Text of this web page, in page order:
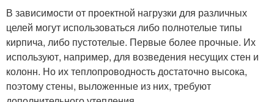
В зависимости от проектной нагрузки для различных
целей могут использоваться либо полнотелые типы
кирпича, либо пустотелые. Первые более прочные. Их
используют, например, для возведения несущих стен и
колонн. Но их теплопроводность достаточно высока,
поэтому стены, выложенные из них, требуют